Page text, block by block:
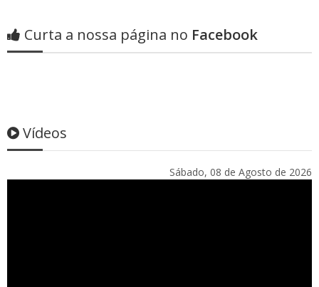
Curta a nossa página no Facebook
Vídeos
Sábado, 08 de Agosto de 2026